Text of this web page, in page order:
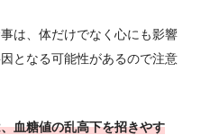
は、体だけでなく心にも影響
となる可能性があるので注意
血糖値の乱高下を招きやす